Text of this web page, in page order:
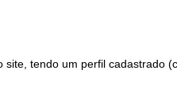
tendo um perfil